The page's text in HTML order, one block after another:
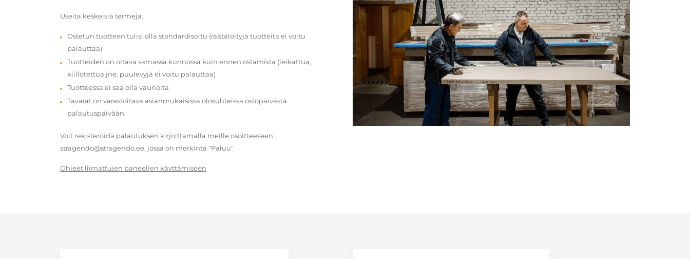
Useita keskeisiä termejä:
Ostetun tuotteen tulisi olla standardisoitu (räätälöityjä tuotteita ei voitu
palauttaa)
Tuotteiden on oltava samassa kunnossa kuin ennen ostamista (leikattua,
kiillotettua jne. puulevyjä ei voitu palauttaa)
Tuotteessa ei saa olla vaurioita
Tavarat on varastoitava asianmukaisissa olosuhteissa ostopäivästä
palautuspäivään.
Voit rekisteröidä palautuksen kirjoittamalla meille osoitteeseen
stragendo@stragendo.ee, jossa on merkintä "Paluu".
Ohjeet liimattujen paneelien käyttämiseen